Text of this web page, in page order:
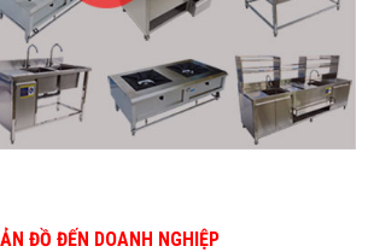
ĐỒ ĐẾN DOANH NGHIỆP